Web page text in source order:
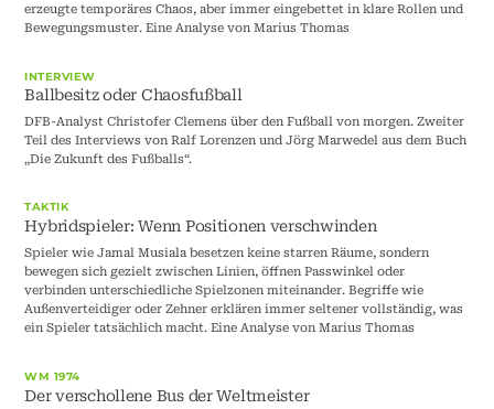
erzeugte temporäres Chaos, aber immer eingebettet in klare Rollen und
Bewegungsmuster. Eine Analyse von Marius Thomas
INTERVIEW
Ballbesitz oder Chaosfußball
DFB-Analyst Christofer Clemens über den Fußball von morgen. Zweiter
Teil des Interviews von Ralf Lorenzen und Jörg Marwedel aus dem Buch
„Die Zukunft des Fußballs“.
TAKTIK
Hybridspieler: Wenn Positionen verschwinden
Spieler wie Jamal Musiala besetzen keine starren Räume, sondern
bewegen sich gezielt zwischen Linien, öffnen Passwinkel oder
verbinden unterschiedliche Spielzonen miteinander. Begriffe wie
Außenverteidiger oder Zehner erklären immer seltener vollständig, was
ein Spieler tatsächlich macht. Eine Analyse von Marius Thomas
WM 1974
Der verschollene Bus der Weltmeister